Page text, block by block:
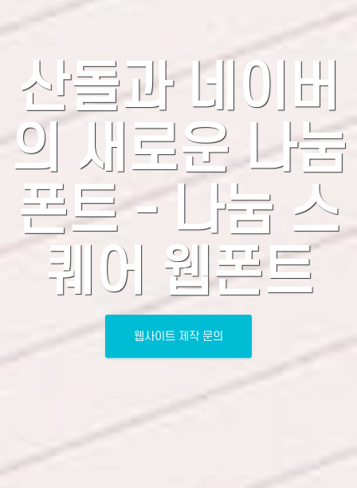
산돌과 네이버
의 새로운 나눔
폰트 - 나눔 스
퀘어 웹폰트
웹사이트 제작 문의